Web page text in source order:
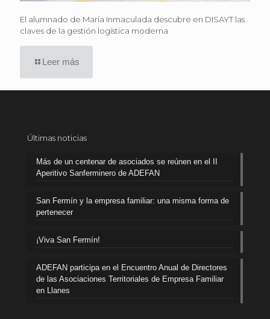
El alumnado de María Inmaculada descubre en DISAYT las
claves de la gestión logística moderna
Leer más
Últimas noticias
Más de un centenar de asociados se reúnen en el II
Aperitivo Sanferminero de ADEFAN
San Fermín y la empresa familiar: una misma forma de
pertenecer
¡Viva San Fermín!
ADEFAN participa en el Encuentro Anual de Directores
de las Asociaciones Territoriales de Empresa Familiar
en Llanes